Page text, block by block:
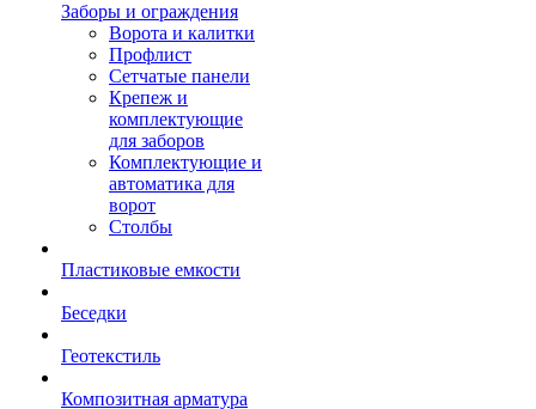
Заборы и ограждения
Ворота и калитки
Профлист
Сетчатые панели
Крепеж и
комплектующие
для заборов
Комплектующие и
автоматика для
ворот
Столбы
Пластиковые емкости
Беседки
Геотекстиль
Композитная арматура